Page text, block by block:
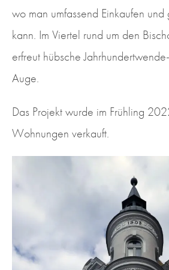
wo man umfassend Einkaufen und
kann. Im Viertel rund um den
erfreut hübsche
Auge.
Das Projekt wurde im Frühling
Wohnungen verkauft.